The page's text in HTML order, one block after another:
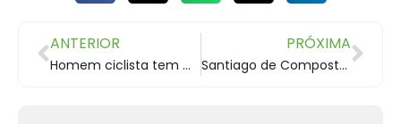
ANTERIOR
Homem ciclista tem maior propensão ao câncer de próstata?
PRÓXIMA
Santiago de Compostela de Bicicleta